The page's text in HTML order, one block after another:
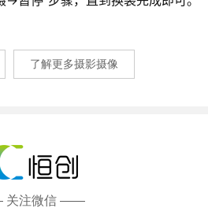
了解更多摄影摄像
注微信 ——